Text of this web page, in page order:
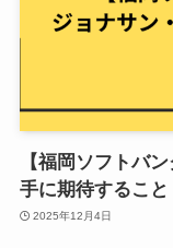
【福岡ソフトバ
手に期待すること
2025年12月4日